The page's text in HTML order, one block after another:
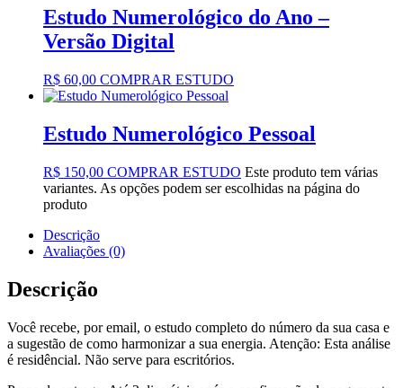
Estudo Numerológico do Ano –
Versão Digital
R$ 60,00 COMPRAR ESTUDO
Estudo Numerológico Pessoal
R$ 150,00 COMPRAR ESTUDO Este produto tem várias
variantes. As opções podem ser escolhidas na página do
produto
Descrição
Avaliações (0)
Descrição
Você recebe, por email, o estudo completo do número da sua casa e
a sugestão de como harmonizar a sua energia. Atenção: Esta análise
é residêncial. Não serve para escritórios.